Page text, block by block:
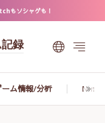
もソシャゲも！
記録
ーム情報/分析